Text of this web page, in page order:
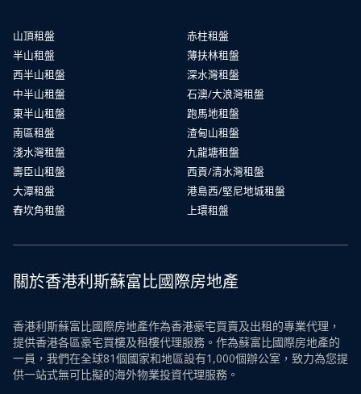
山頂租盤
半山租盤
西半山租盤
中半山租盤
東半山租盤
南區租盤
淺水灣租盤
壽臣山租盤
大潭租盤
舂坎角租盤
赤柱租盤
薄扶林租盤
深水灣租盤
石澳/大浪灣租盤
跑馬地租盤
渣甸山租盤
九龍塘租盤
西貢/清水灣租盤
港島西/堅尼地城租盤
上環租盤
關於香港利斯蘇富比國際房地產
香港利斯蘇富比國際房地產作為香港豪宅買賣及出租的專業代理，
提供香港各區豪宅買樓及租樓代理服務。作為蘇富比國際房地產的
一員，我們在全球81個國家和地區設有1,000個辦公室，致力為您提
供一站式無可比擬的海外物業投資代理服務。